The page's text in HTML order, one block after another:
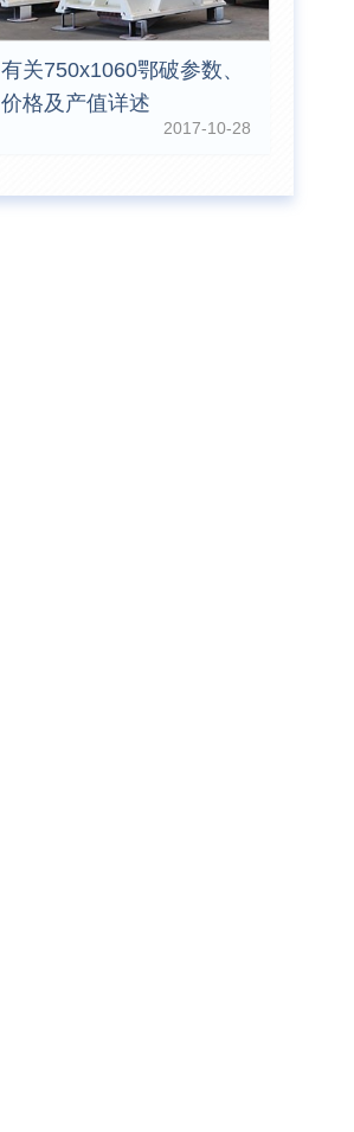
有关750x1060鄂破参数、
价格及产值详述
2017-10-28